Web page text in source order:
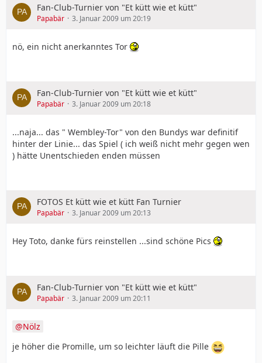
Fan-Club-Turnier von "Et kütt wie et kütt"
Papabär 3. Januar 2009 um 20:19
nö, ein nicht anerkanntes Tor
Fan-Club-Turnier von "Et kütt wie et kütt"
Papabär 3. Januar 2009 um 20:18
...naja... das " Wembley-Tor" von den Bundys war definitif
hinter der Linie... das Spiel ( ich weiß nicht mehr gegen wen
) hätte Unentschieden enden müssen
FOTOS Et kütt wie et kütt Fan Turnier
Papabär 3. Januar 2009 um 20:13
Hey Toto, danke fürs reinstellen ...sind schöne Pics
Fan-Club-Turnier von "Et kütt wie et kütt"
Papabär 3. Januar 2009 um 20:11
Nölz
je höher die Promille, um so leichter läuft die Pille